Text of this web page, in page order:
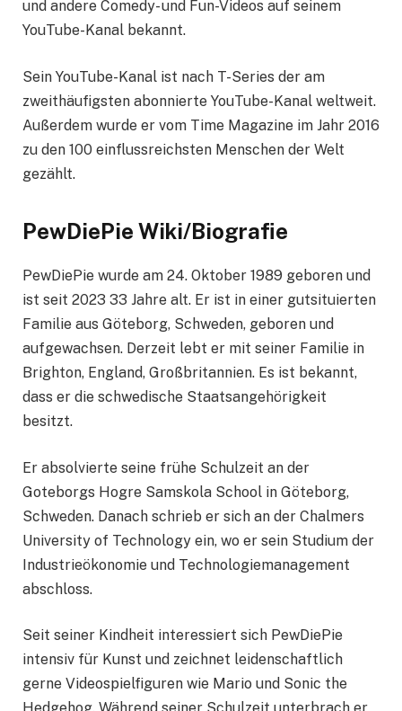
und andere Comedy- und Fun-Videos auf seinem
YouTube-Kanal bekannt.
Sein YouTube-Kanal ist nach T-Series der am
zweithäufigsten abonnierte YouTube-Kanal weltweit.
Außerdem wurde er vom Time Magazine im Jahr 2016
zu den 100 einflussreichsten Menschen der Welt
gezählt.
PewDiePie Wiki/Biografie
PewDiePie wurde am 24. Oktober 1989 geboren und
ist seit 2023 33 Jahre alt. Er ist in einer gutsituierten
Familie aus Göteborg, Schweden, geboren und
aufgewachsen. Derzeit lebt er mit seiner Familie in
Brighton, England, Großbritannien. Es ist bekannt,
dass er die schwedische Staatsangehörigkeit
besitzt.
Er absolvierte seine frühe Schulzeit an der
Goteborgs Hogre Samskola School in Göteborg,
Schweden. Danach schrieb er sich an der Chalmers
University of Technology ein, wo er sein Studium der
Industrieökonomie und Technologiemanagement
abschloss.
Seit seiner Kindheit interessiert sich PewDiePie
intensiv für Kunst und zeichnet leidenschaftlich
gerne Videospielfiguren wie Mario und Sonic the